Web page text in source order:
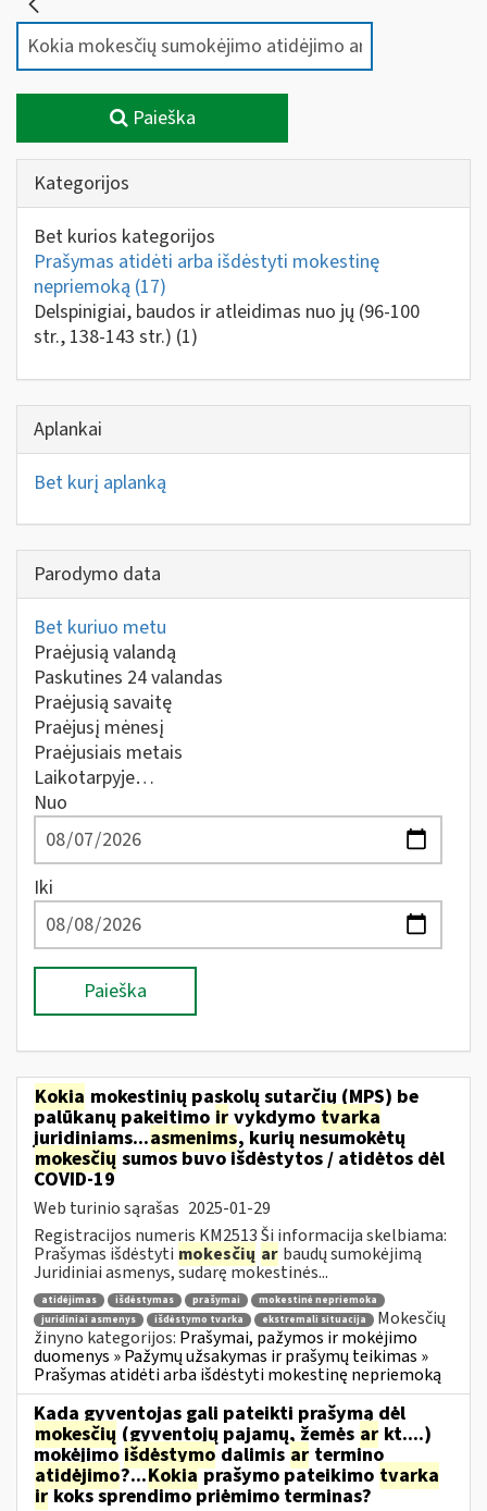
Paieška
Kategorijos
Bet kurios kategorijos
Prašymas atidėti arba išdėstyti mokestinę
nepriemoką (17)
Delspinigiai, baudos ir atleidimas nuo jų (96-100
str., 138-143 str.) (1)
Aplankai
Bet kurį aplanką
Parodymo data
Bet kuriuo metu
Praėjusią valandą
Paskutines 24 valandas
Praėjusią savaitę
Praėjusį mėnesį
Praėjusiais metais
Laikotarpyje…
Nuo
Iki
Paieška
Kokia mokestinių paskolų sutarčių (MPS) be
palūkanų pakeitimo ir vykdymo tvarka
juridiniams...asmenims, kurių nesumokėtų
mokesčių sumos buvo išdėstytos / atidėtos dėl
COVID-19
Web turinio sąrašas 2025-01-29
Registracijos numeris KM2513 Ši informacija skelbiama:
Prašymas išdėstyti mokesčių ar baudų sumokėjimą
Juridiniai asmenys, sudarę mokestinės...
atidėjimas išdėstymas prašymai
mokestinė nepriemoka
juridiniai asmenys
išdėstymo tvarka ekstremali situacija
Mokesčių
žinyno kategorijos: Prašymai, pažymos ir mokėjimo
duomenys » Pažymų užsakymas ir prašymų teikimas »
Prašymas atidėti arba išdėstyti mokestinę nepriemoką
Kada gyventojas gali pateikti prašymą dėl
mokesčių (gyventojų pajamų, žemės ar kt....)
mokėjimo išdėstymo dalimis ar termino
atidėjimo?...Kokiaprašymo pateikimo tvarka
irkoks sprendimo priėmimo terminas?